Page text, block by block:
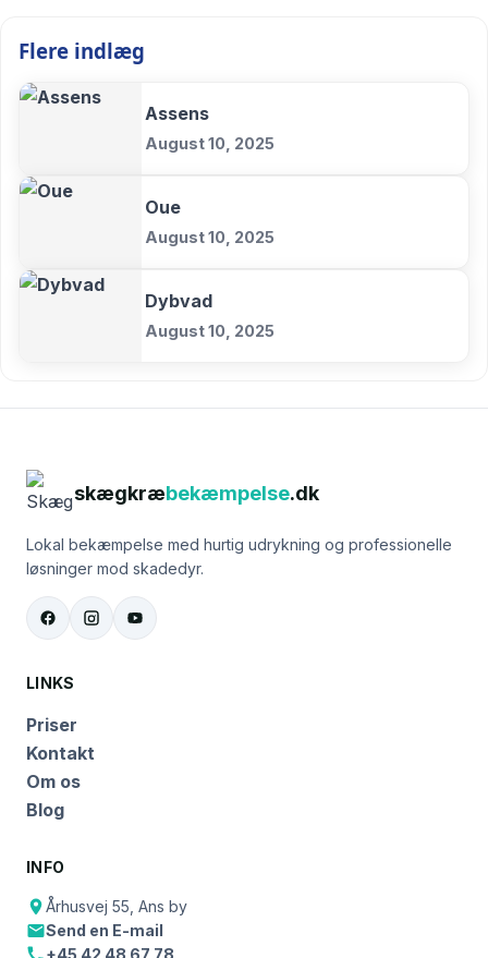
Flere indlæg
Assens
August 10, 2025
Oue
August 10, 2025
Dybvad
August 10, 2025
skægkræbekæmpelse.dk
Lokal bekæmpelse med hurtig udrykning og professionelle
løsninger mod skadedyr.
LINKS
Priser
Kontakt
Om os
Blog
INFO
Århusvej 55, Ans by
Send en E-mail
+45 42 48 67 78